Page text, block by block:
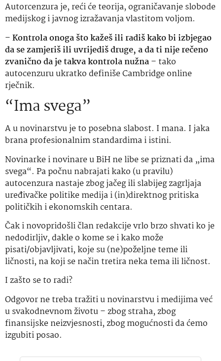
Autorcenzura je, reći će teorija, ograničavanje slobode
medijskog i javnog izražavanja vlastitom voljom.
–Kontrola onoga što kažeš ili radiš kako bi izbjegao
da se zamjeriš ili uvrijediš druge, a da ti nije rečeno
zvanično da je takva kontrola nužna– tako
autocenzuru ukratko definiše Cambridge online
rječnik.
“Ima svega”
A u novinarstvu je to posebna slabost. I mana. I jaka
brana profesionalnim standardima i istini.
Novinarke i novinare u BiH ne libe se priznati da „ima
svega“. Pa počnu nabrajati kako (u pravilu)
autocenzura nastaje zbog jačeg ili slabijeg zagrljaja
uređivačke politike medija i (in)direktnog pritiska
političkih i ekonomskih centara.
Čak i novopridošli član redakcije vrlo brzo shvati ko je
nedodirljiv, dakle o kome se i kako može
pisati/objavljivati, koje su (ne)poželjne teme ili
ličnosti, na koji se način tretira neka tema ili ličnost.
I zašto se to radi?
Odgovor ne treba tražiti u novinarstvu i medijima već
u svakodnevnom životu – zbog straha, zbog
finansijske neizvjesnosti, zbog mogućnosti da ćemo
izgubiti posao.